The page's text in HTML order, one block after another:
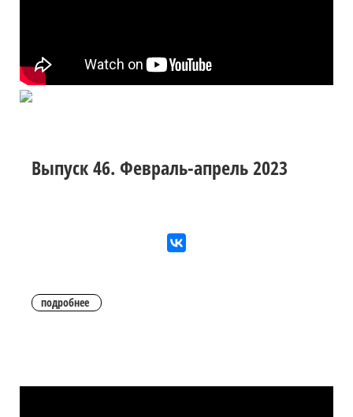
Выпуск 46. Февраль-апрель 2023
подробнее